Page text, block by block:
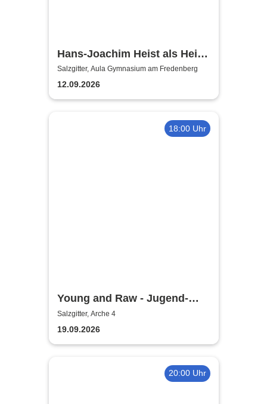
Hans-Joachim Heist als Heinz
Erhard - Noch'n Gedicht
Salzgitter, Aula Gymnasium am Fredenberg
12.09.2026
18:00 Uhr
Young and Raw - Jugend-
Konzert
Salzgitter, Arche 4
19.09.2026
20:00 Uhr